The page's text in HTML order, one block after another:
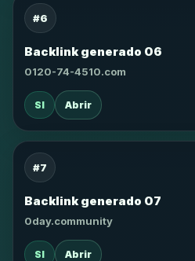
#6
Backlink generado 06
0120-74-4510.com
SI Abrir
#7
Backlink generado 07
0day.community
SI Abrir